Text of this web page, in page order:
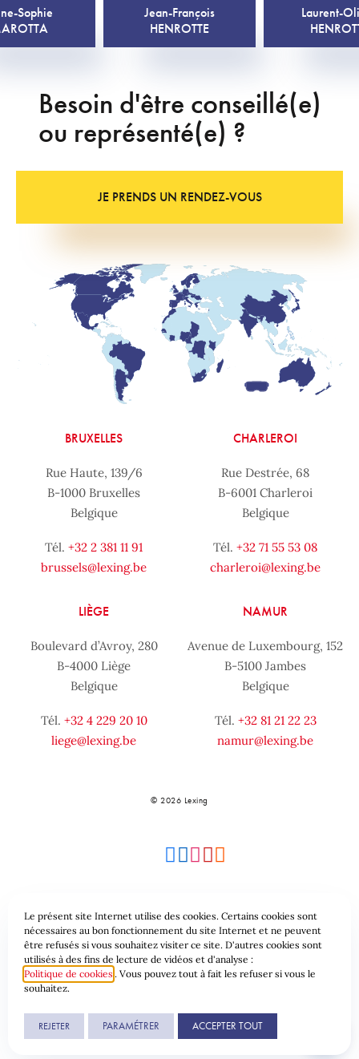
Sophie
Jean-François
HENROTTE
Laurent-
Besoin d'être conseillé(e)
ou représenté(e) ?
JE PRENDS UN RENDEZ-VOUS
BRUXELLES
Rue Haute, 139/6
B-1000 Bruxelles
Belgique
Tél. +32 2 381 11 91
brussels@lexing.be
CHARLEROI
Rue Destrée, 68
B-6001 Charleroi
Belgique
Tél. +32 71 55 53 08
charleroi@lexing.be
LIÈGE
Boulevard d’Avroy, 280
B-4000 Liège
Belgique
Tél. +32 4 229 20 10
liege@lexing.be
NAMUR
Avenue de Luxembourg, 152
B-5100 Jambes
Belgique
Tél. +32 81 21 22 23
namur@lexing.be
© 2026 Lexing
Plan du site Conditions générales
Protection des données & Cookies
Une réalisation de
Le présent site Internet utilise des cookies. Certains cookies sont
nécessaires au bon fonctionnement du site Internet et ne peuvent
être refusés si vous souhaitez visiter ce site. D'autres cookies sont
utilisés à des fins de lecture de vidéos et d'analyse :
Politique de cookies . Vous pouvez tout à fait les refuser si vous le
souhaitez.
REJETER PARAMÉTRER ACCEPTER TOUT